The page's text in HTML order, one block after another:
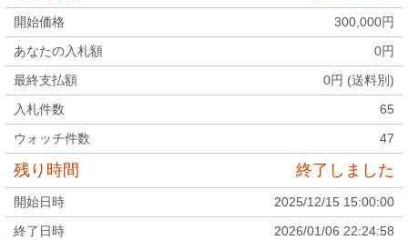
開始価格 300,000円
あなたの入札額
0円
最終支払額
0円 (送料別)
入札件数
65
ウォッチ件数
47
残り時間 終了しました
開始日時
2025/12/15 15:00:00
終了日時
2026/01/06 22:24:58